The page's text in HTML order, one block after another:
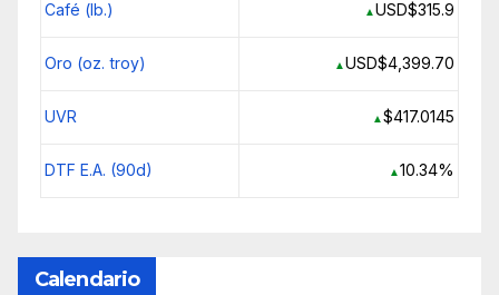
Café (lb.) ▲USD$315.9
Oro (oz. troy) ▲USD$4,399.70
UVR ▲$417.0145
DTF E.A. (90d) ▲ 10.34%
Calendario